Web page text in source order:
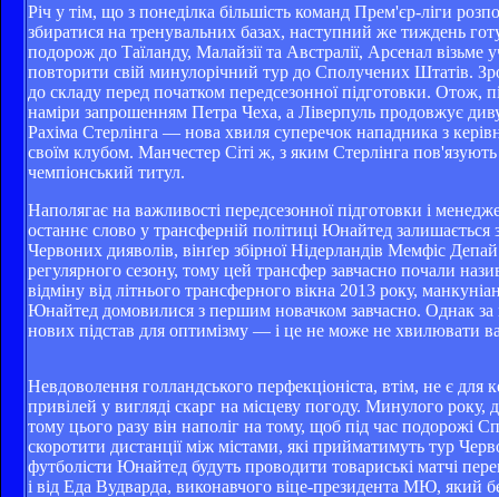
Річ у тім, що з понеділка більшість команд Прем'єр-ліги
збиратися на тренувальних базах, наступний же тиждень
подорож до Таїланду, Малайзії та Австралії, Арсенал
повторити свій минулорічний тур до Сполучених Штатів.
до складу перед початком передсезонної підготовки. Отож,
наміри запрошенням Петра Чеха, а Ліверпуль продовжує
Рахіма Стерлінга — нова хвиля суперечок нападника з
своїм клубом. Манчестер Сіті ж, з яким Стерлінга
чемпіонський титул.
Наполягає на важливості передсезонної підготовки і
останнє слово у трансферній політиці Юнайтед
Червоних дияволів, вінґер збірної Нідерландів Мемфіс
регулярного сезону, тому цей трансфер завчасно почали
відміну від літнього трансферного вікна 2013 року,
Юнайтед домовилися з першим новачком завчасно. Однак за
нових підстав для оптимізму — і це не може не хвилювати
Невдоволення голландського перфекціоніста, втім, не є
привілей у вигляді скарг на місцеву погоду. Минулого
тому цього разу він наполіг на тому, щоб під час
скоротити дистанції між містами, які прийматимуть тур
футболісти Юнайтед будуть проводити товариські матчі
і від Еда Вудварда, виконавчого віце-президента МЮ, який